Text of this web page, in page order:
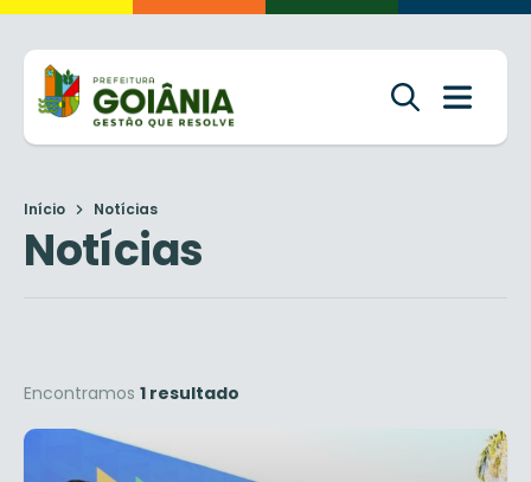
Início Notícias
Notícias
Encontramos 1 resultado